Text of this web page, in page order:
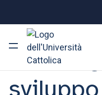
Ateneo
FACOLTÀ DI: PSICOLOGIA